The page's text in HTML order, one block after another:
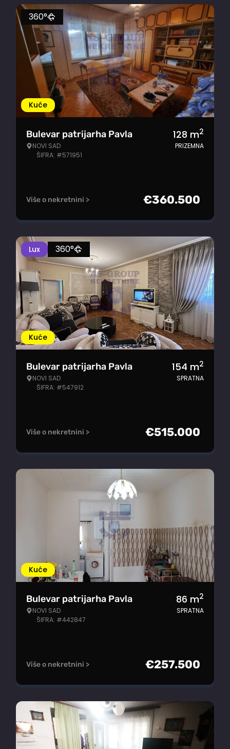
Kuće
360°
Bulevar patrijarha Pavla
NOVI SAD
ŠIFRA: #571951
128 m2
PRIZEMNA
Više o nekretnini > €360.500
Kuće
Lux 360°
Bulevar patrijarha Pavla
NOVI SAD
ŠIFRA: #547912
154 m2
SPRATNA
Više o nekretnini > €515.000
Kuće
Bulevar patrijarha Pavla
NOVI SAD
ŠIFRA: #442847
86 m2
SPRATNA
Više o nekretnini > €257.500